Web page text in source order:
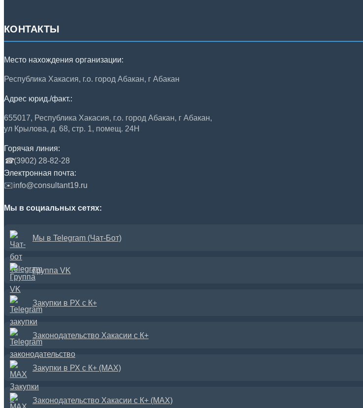
КОНТАКТЫ
Место нахождения организации:
Республика Хакасия, г.о. город Абакан, г Абакан
Адрес юрид./факт.:
655017, Республика Хакасия, г.о. город Абакан, г Абакан,
ул Крылова, д. 68, стр. 1, помещ. 24Н
Горячая линия:
☎(3902) 28-82-28
Электронная почта:
✉️info@consultant19.ru
Мы в социальных сетях:
Мы в Telegram (Чат-Бот)
Группа VK
Закупки в РХ с К+
Законодательство Хакасии с К+
Закупки в РХ с К+ (MAX)
Законодательство Хакасии с К+ (MAX)